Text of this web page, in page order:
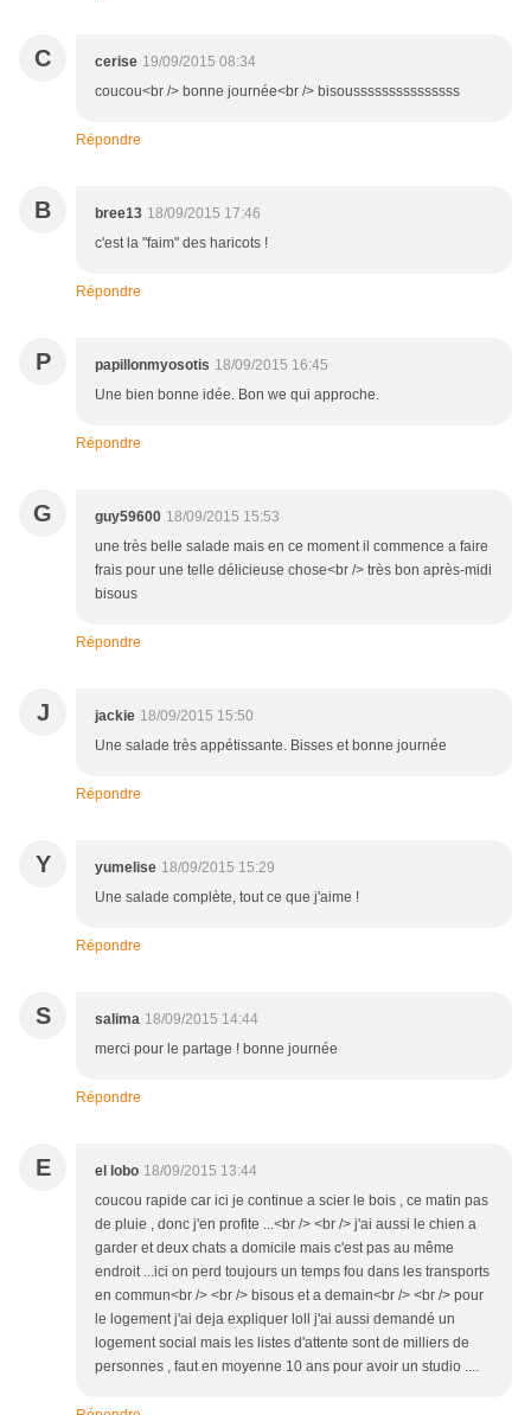
C cerise 19/09/2015 08:34
coucou<br /> bonne journée<br /> bisousssssssssssssss
Répondre
B bree13 18/09/2015 17:46
c'est la "faim" des haricots !
Répondre
P papillonmyosotis 18/09/2015 16:45
Une bien bonne idée. Bon we qui approche.
Répondre
G guy59600 18/09/2015 15:53
une très belle salade mais en ce moment il commence a faire
frais pour une telle délicieuse chose<br /> très bon après-midi
bisous
Répondre
J jackie 18/09/2015 15:50
Une salade très appétissante. Bisses et bonne journée
Répondre
Y yumelise 18/09/2015 15:29
Une salade complète, tout ce que j'aime !
Répondre
S salima 18/09/2015 14:44
merci pour le partage ! bonne journée
Répondre
E el lobo 18/09/2015 13:44
coucou rapide car ici je continue a scier le bois , ce matin pas
de pluie , donc j'en profite ...<br /> <br /> j'ai aussi le chien a
garder et deux chats a domicile mais c'est pas au même
endroit ...ici on perd toujours un temps fou dans les transports
en commun<br /> <br /> bisous et a demain<br /> <br /> pour
le logement j'ai deja expliquer loll j'ai aussi demandé un
logement social mais les listes d'attente sont de milliers de
personnes , faut en moyenne 10 ans pour avoir un studio ....